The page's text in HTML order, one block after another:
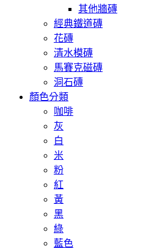
其他牆磚
經典鐵道磚
花磚
清水模磚
馬賽克磁磚
洞石磚
顏色分類
咖啡
灰
白
米
粉
紅
黃
黑
綠
藍色